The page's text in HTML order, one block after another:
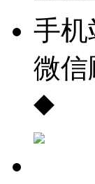
手机
微信
◆